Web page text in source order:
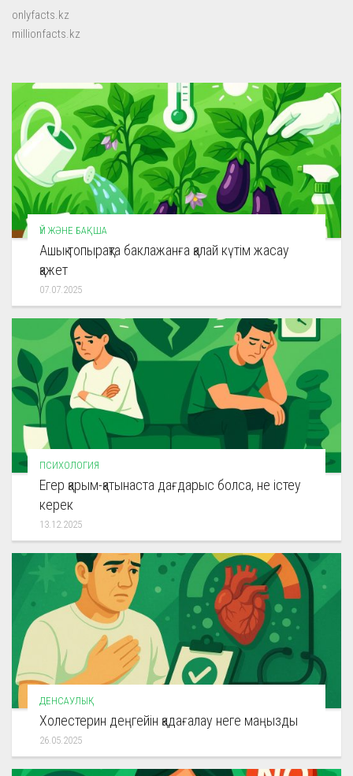
onlyfacts.kz
millionfacts.kz
ҮЙ ЖӘНЕ БАҚША
Ашық топырақта баклажанға қалай күтім жасау
қажет
07.07.2025
ПСИХОЛОГИЯ
Егер қарым-қатынаста дағдарыс болса, не істеу
керек
13.12.2025
ДЕНСАУЛЫҚ
Холестерин деңгейін қадағалау неге маңызды
26.05.2025